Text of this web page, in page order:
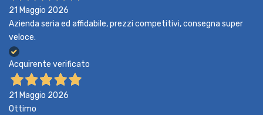
21 Maggio 2026
Azienda seria ed affidabile, prezzi competitivi, consegna super
veloce.
Acquirente verificato
21 Maggio 2026
Ottimo